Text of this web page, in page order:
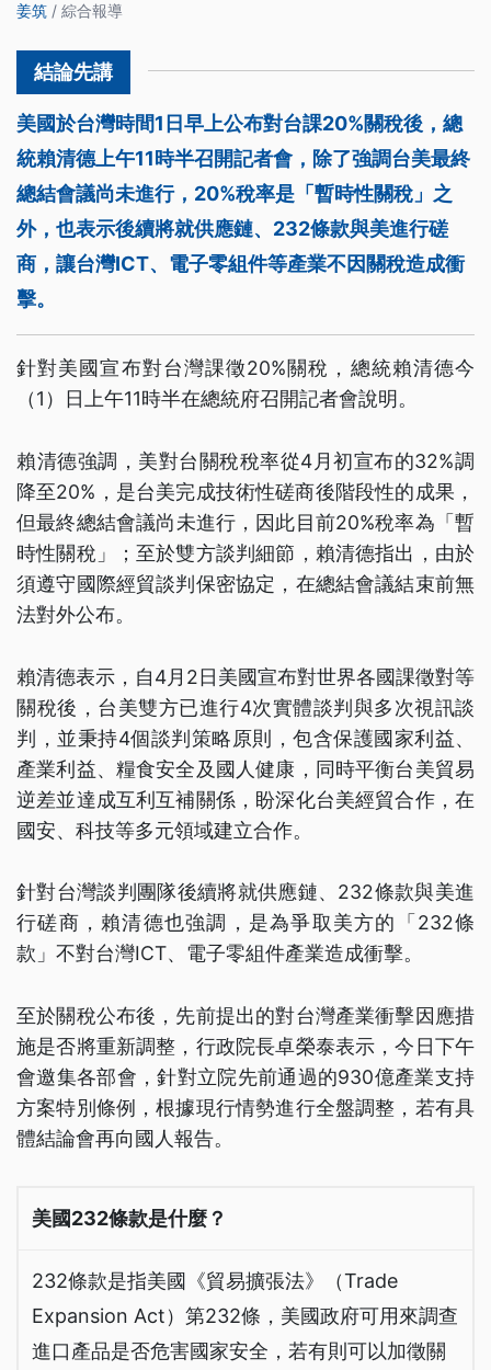
姜筑 / 綜合報導
美國於台灣時間1日早上公布對台課20%關稅後，總
統賴清德上午11時半召開記者會，除了強調台美最終
總結會議尚未進行，20%稅率是「暫時性關稅」之
外，也表示後續將就供應鏈、232條款與美進行磋
商，讓台灣ICT、電子零組件等產業不因關稅造成衝
擊。
針對美國宣布對台灣課徵20%關稅，總統賴清德今
（1）日上午11時半在總統府召開記者會說明。
賴清德強調，美對台關稅稅率從4月初宣布的32%調
降至20%，是台美完成技術性磋商後階段性的成果，
但最終總結會議尚未進行，因此目前20%稅率為「暫
時性關稅」；至於雙方談判細節，賴清德指出，由於
須遵守國際經貿談判保密協定，在總結會議結束前無
法對外公布。
賴清德表示，自4月2日美國宣布對世界各國課徵對等
關稅後，台美雙方已進行4次實體談判與多次視訊談
判，並秉持4個談判策略原則，包含保護國家利益、
產業利益、糧食安全及國人健康，同時平衡台美貿易
逆差並達成互利互補關係，盼深化台美經貿合作，在
國安、科技等多元領域建立合作。
針對台灣談判團隊後續將就供應鏈、232條款與美進
行磋商，賴清德也強調，是為爭取美方的「232條
款」不對台灣ICT、電子零組件產業造成衝擊。
至於關稅公布後，先前提出的對台灣產業衝擊因應措
施是否將重新調整，行政院長卓榮泰表示，今日下午
會邀集各部會，針對立院先前通過的930億產業支持
方案特別條例，根據現行情勢進行全盤調整，若有具
體結論會再向國人報告。
美國232條款是什麼？
232條款是指美國《貿易擴張法》（Trade
Expansion Act）第232條，美國政府可用來調查
進口產品是否危害國家安全，若有則可以加徵關